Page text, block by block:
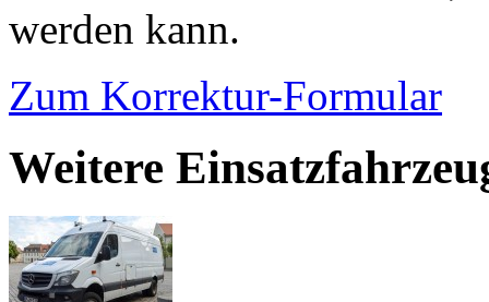
werden kann.
Zum Korrektur-Formular
Weitere